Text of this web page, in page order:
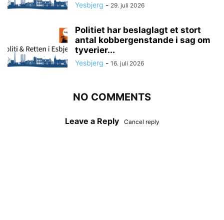
Yesbjerg - 29. juli 2026
Politiet har beslaglagt et stort
antal kobbergenstande i sag om
tyverier...
Yesbjerg - 16. juli 2026
NO COMMENTS
Leave a Reply Cancel reply